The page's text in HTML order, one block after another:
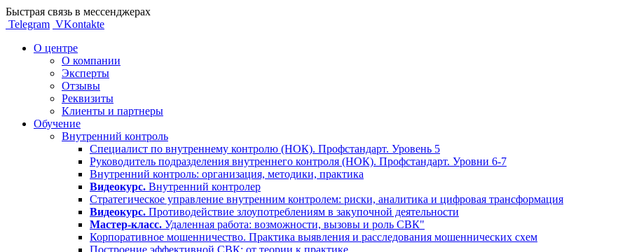
Быстрая связь в мессенджерах
Telegram VKontakte
О центре
О компании
Эксперты
Отзывы
Реквизиты
Клиенты и партнеры
Обучение
Внутренний контроль
Специалист по внутреннему контролю (НОК). Профстандарт. Уровень 5
Руководитель подразделения внутреннего контроля (НОК). Профстандарт. Уровни 6-7
Внутренний контроль: организация, методики, практика
Видеокурс. Внутренний контролер
Стратегическое управление внутренним контролем: риски, аналитика и цифровая трансформация
Видеокурс. Противодействие злоупотреблениям в закупочной деятельности
Мастер-класс. Удаленная работа: возможности, вызовы и роль СВК"
Корпоративное мошенничество. Практика выявления и расследования мошеннических схем
Построение эффективной СВК: от теории к практике